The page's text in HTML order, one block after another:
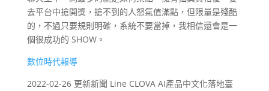
去平台中搶開獎，搶不到的人怒氣值滿點，但限量是殘酷
的，不過只要規則明確，系統不要當掉，我相信還會是一
個很成功的 SHOW。
數位時代報導
2022-02-26 更新新聞 Line CLOVA AI產品中文化落地臺